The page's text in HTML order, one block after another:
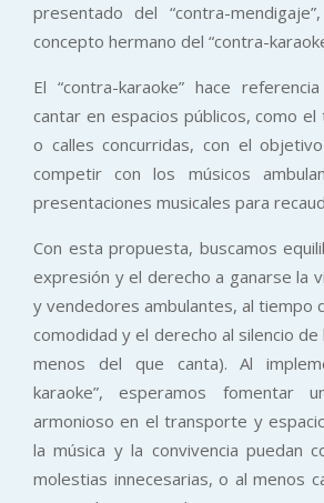
presentado del “contra-
concepto hermano del “contra-
El “contra-karaoke” hace
cantar en espacios públicos, como
o calles concurridas, con el
competir con los músicos
presentaciones musicales para
Con esta propuesta, buscamos
expresión y el derecho a ganarse la
y vendedores ambulantes, al tiempo
comodidad y el derecho al silencio
menos del que canta). Al
karaoke”, esperamos fomentar
armonioso en el transporte y
la música y la convivencia puedan
molestias innecesarias, o al menos